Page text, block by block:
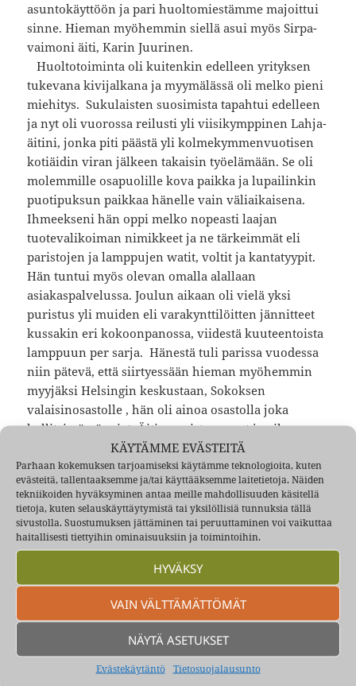
KÄYTÄMME EVÄSTEITÄ
Parhaan kokemuksen tarjoamiseksi käytämme teknologioita, kuten
evästeitä, tallentaaksemme ja/tai käyttääksemme laitetietoja. Näiden
tekniikoiden hyväksyminen antaa meille mahdollisuuden käsitellä
tietoja, kuten selauskäyttäytymistä tai yksilöllisiä tunnuksia tällä
sivustolla. Suostumuksen jättäminen tai peruuttaminen voi vaikuttaa
haitallisesti tiettyihin ominaisuuksiin ja toimintoihin.
HYVÄKSY
VAIN VÄLTTÄMÄTTÖMÄT
NÄYTÄ ASETUKSET
Evästekäytäntö Tietosuojalausunto
asuntokäyttöön ja pari huoltomiestämme majoittui
sinne. Hieman myöhemmin siellä asui myös Sirpa-
vaimoni äiti, Karin Juurinen.
Huoltotoiminta oli kuitenkin edelleen yrityksen
tukevana kivijalkana ja myymälässä oli melko pieni
miehitys. Sukulaisten suosimista tapahtui edelleen
ja nyt oli vuorossa reilusti yli viisikymppinen Lahja-
äitini, jonka piti päästä yli kolmekymmenvuotisen
kotiäidin viran jälkeen takaisin työelämään. Se oli
molemmille osapuolille kova paikka ja lupailinkin
puotipuksun paikkaa hänelle vain väliaikaisena.
Ihmeekseni hän oppi melko nopeasti laajan
tuotevalikoiman nimikkeet ja ne tärkeimmät eli
paristojen ja lamppujen watit, voltit ja kantatyypit.
Hän tuntui myös olevan omalla alallaan
asiakaspalvelussa. Joulun aikaan oli vielä yksi
puristus yli muiden eli varakynttilöitten jännitteet
kussakin eri kokoonpanossa, viidestä kuuteentoista
lamppuun per sarja. Hänestä tuli parissa vuodessa
niin pätevä, että siirtyessään hieman myöhemmin
myyjäksi Helsingin keskustaan, Sokoksen
valaisinosastolle , hän oli ainoa osastolla joka
hallitsi nämä asiat. Äitimuorista on nyt jo aika
jättänyt. Hän asui elämänsä loppuun Vartiokylässä
Humikkalantiellä omassa kerrostaloasunnossaan.
Kontula alkoi valmistua näinä aikoina ja aivan
viimeisten talojen harjakaisia järjestettäessä Sähkö-
Puotimme asensi vahvistinlaitteita harjakaisiin.
Olimme paikalla Kestin Timpan kanssa asentamassa,
valvomassa laitteitten toimintaa ja hätistelemässä
maassa risteilevistä kaapeleista pikkupoikia ja
juovukkeita nauttineita vähän isompia. Tapio
Rautavaaran ja Auvo Nuotion keikat jäivät mieleen.
Auvo tuntui olevan melko pinko sielläkin ja antoi
terävästi ohjeitaan, oikeita ja vääriä, mutta Tapsa oli